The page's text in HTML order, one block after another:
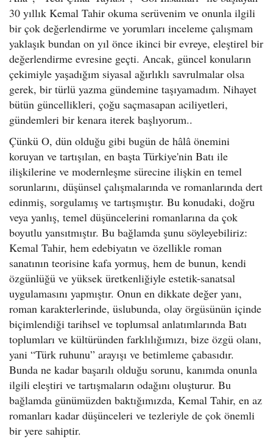
30 yıllık Kemal Tahir okuma serüvenim ve onunla ilgili
bir çok değerlendirme ve yorumları inceleme çalışmam
yaklaşık bundan on yıl önce ikinci bir evreye, eleştirel bir
değerlendirme evresine geçti. Ancak, güncel konuların
çekimiyle yaşadığım siyasal ağırlıklı savrulmalar olsa
gerek, bir türlü yazma gündemine taşıyamadım. Nihayet
bütün güncellikleri, çoğu saçmasapan aciliyetleri,
gündemleri bir kenara iterek başlıyorum..
Çünkü O, dün olduğu gibi bugün de hâlâ önemini
koruyan ve tartışılan, en başta Türkiye'nin Batı ile
ilişkilerine ve modernleşme sürecine ilişkin en temel
sorunlarını, düşünsel çalışmalarında ve romanlarında dert
edinmiş, sorgulamış ve tartışmıştır. Bu konudaki, doğru
veya yanlış, temel düşüncelerini romanlarına da çok
boyutlu yansıtmıştır. Bu bağlamda şunu söyleyebiliriz:
Kemal Tahir, hem edebiyatın ve özellikle roman
sanatının teorisine kafa yormuş, hem de bunun, kendi
özgünlüğü ve yüksek üretkenliğiyle estetik-sanatsal
uygulamasını yapmıştır. Onun en dikkate değer yanı,
roman karakterlerinde, üslubunda, olay örgüsünün içinde
biçimlendiği tarihsel ve toplumsal anlatımlarında Batı
toplumları ve kültüründen farklılığımızı, bize özgü olanı,
yani “Türk ruhunu” arayışı ve betimleme çabasıdır.
Bunda ne kadar başarılı olduğu sorunu, kanımda onunla
ilgili eleştiri ve tartışmaların odağını oluşturur. Bu
bağlamda günümüzden baktığımızda, Kemal Tahir, en az
romanları kadar düşünceleri ve tezleriyle de çok önemli
bir yere sahiptir.